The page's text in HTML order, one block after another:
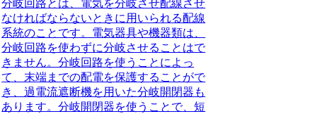
分岐回路とは、電気を分岐させ配線させ
なければならないときに用いられる配線
系統のことです。電気器具や機器類は、
分岐回路を使わずに分岐させることはで
きません。分岐回路を使うことによっ
て、末端までの配電を保護することがで
き、過電流遮断機を用いた分岐開閉器も
あります。分岐開閉器を使うことで、短